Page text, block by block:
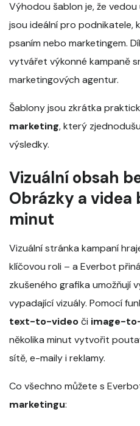
Výhodou šablon je, že
jsou ideální pro podnikatele,
psaním nebo marketingem.
vytvářet výkonné kampaně
marketingových agentur.
Šablony jsou zkrátka
marketing, který
výsledky.
Vizuální obsah
Obrázky a videa
minut
Vizuální stránka kampaní
klíčovou roli – a Everbot
zkušeného grafika umožňují
vypadající vizuály. Pomocí
text-to-videoči image-
několika minut vytvořit
sítě, e-maily i reklamy.
Co všechno můžete s
marketingu: